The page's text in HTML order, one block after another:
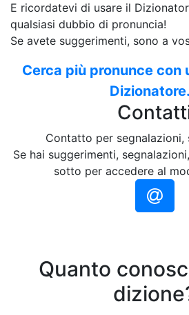
E ricordatevi di usare il
qualsiasi dubbio di pronuncia!
Se avete suggerimenti, sono a
Cerca più pronunce con
Contatto per segnalazioni,
Se hai suggerimenti,
sotto per accedere al
Quanto